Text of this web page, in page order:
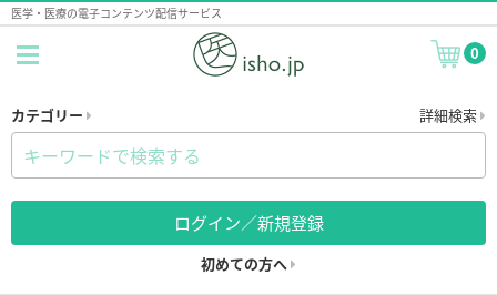
医学・医療の電子コンテンツ配信サービス
0
カテゴリー 詳細検索
ログイン／新規登録
初めての方へ